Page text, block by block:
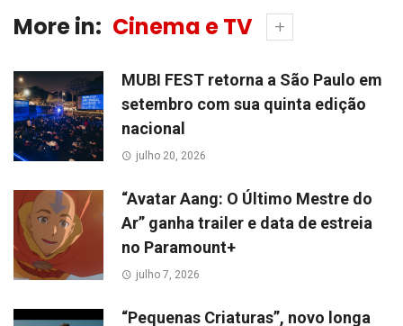
More in: Cinema e TV
MUBI FEST retorna a São Paulo em
setembro com sua quinta edição
nacional
julho 20, 2026
“Avatar Aang: O Último Mestre do
Ar” ganha trailer e data de estreia
no Paramount+
julho 7, 2026
“Pequenas Criaturas”, novo longa